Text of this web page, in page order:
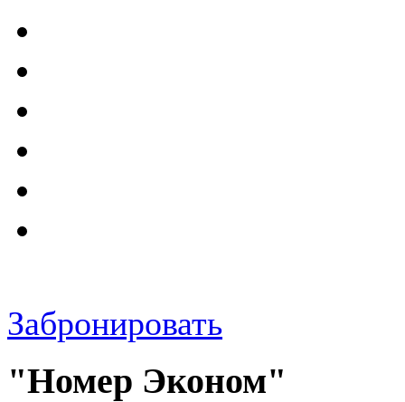
Забронировать
"Номер Эконом"